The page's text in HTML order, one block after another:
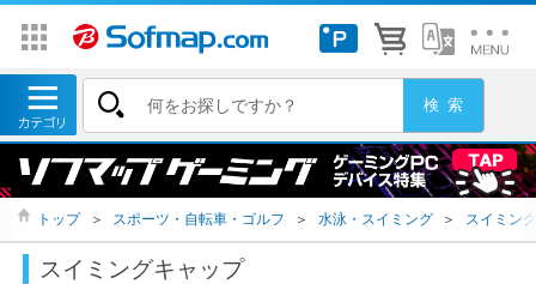
トップ ＞ スポーツ・自転車・ゴルフ ＞ 水泳・スイミング ＞ スイミン
スイミングキャップ